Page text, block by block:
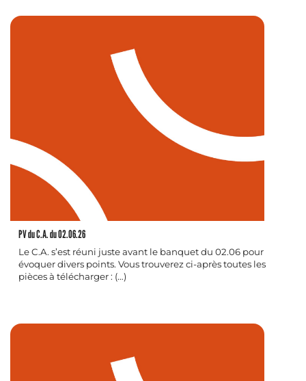
PV du C.A. du 02.06.26
Le C.A. s’est réuni juste avant le banquet du 02.06 pour
évoquer divers points. Vous trouverez ci-après toutes les
pièces à télécharger : (…)